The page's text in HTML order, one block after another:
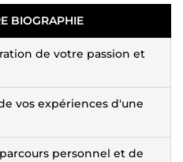
BIOGRAPHIE
de votre passion et
vos expériences d'une
personnel et de